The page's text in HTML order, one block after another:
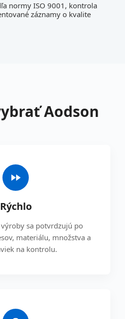
normy ISO 9001, kontrola
záznamy o kvalite
Aodson
Rýchlo
sa potvrdzujú po
materiálu, množstva a
na kontrolu.